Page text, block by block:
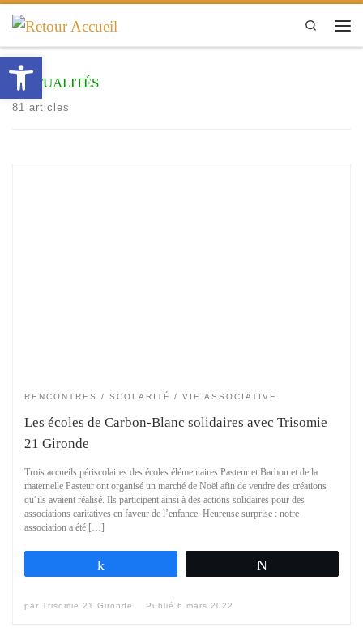
Passer au contenu
Search
Actualités
81 articles
RENCONTRES SCOLARITÉ VIE ASSOCIATIVE
Les écoles de Carbon-Blanc solidaires avec Trisomie
21 Gironde
Trois accueils périscolaires des écoles élémentaires Pasteur et Barbou et de la
maternelle Pasteur ont organisé un marché de Noël afin de vendre des créations
qu’ils avaient réalisé. Ils participent ainsi à des actions solidaires pour des
associations caritatives en faveur de l’enfance. Heureuse surprise : notre
association a été […]
par Trisomie 21 Gironde Publié 6 mars 2022
Ouvrir la barre d’outils